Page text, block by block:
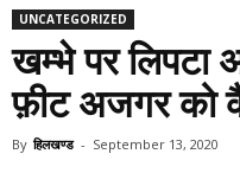
UNCATEGORIZED
खम्भे पर
फ़ीट अजगर को
By हिलखण्ड - September 13, 2020